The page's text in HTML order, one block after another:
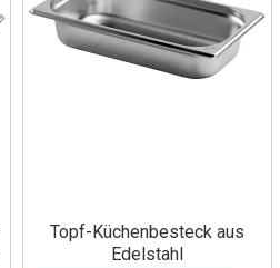
Topf-Küchenbesteck aus
Edelstahl